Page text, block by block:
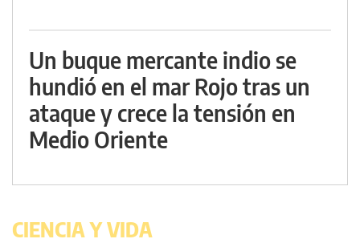
Un buque mercante indio se
hundió en el mar Rojo tras un
ataque y crece la tensión en
Medio Oriente
CIENCIA Y VIDA